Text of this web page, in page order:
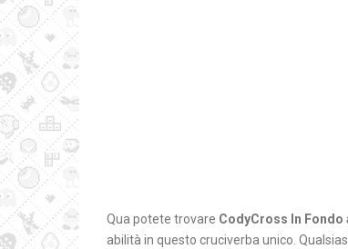
Qua potete trovare CodyCross In Fondo
abilità in questo cruciverba unico.